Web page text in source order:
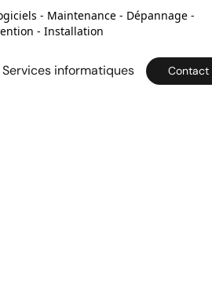
- Maintenance - Dépannage -
- Installation
Services informatiques Contact